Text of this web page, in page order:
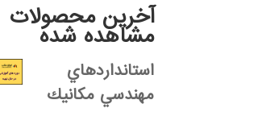
آخرین محصولات
مشاهده شده
استانداردهاي
مهندسي مكانيك